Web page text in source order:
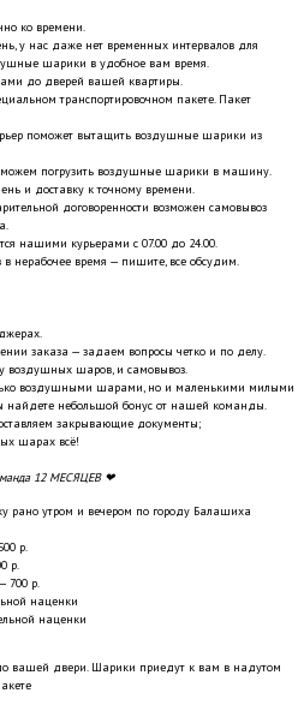
ко времени.
у нас даже нет временных интервалов для
шарики в удобное вам время.
до дверей вашей квартиры.
транспортировочном пакете. Пакет
поможет вытащить воздушные шарики из
погрузить воздушные шарики в машину.
и доставку к точному времени.
договоренности возможен самовывоз
нашими курьерами с 07.00 до 24.00.
нерабочее время — пишите, все обсудим.
заказа — задаем вопросы четко и по делу.
воздушных шаров, и самовывоз.
воздушными шарами, но и маленькими милыми
найдете небольшой бонус от нашей команды.
закрывающие документы;
шарах всё!
12 МЕСЯЦЕВ ❤
рано утром и вечером по городу Балашиха
р.
р.
700 р.
наценки
наценки
вашей двери. Шарики приедут к вам в надутом